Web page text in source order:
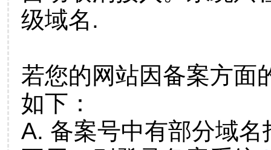
级域名.
若您的网站因备案方面
如下：
A. 备案号中有部分域